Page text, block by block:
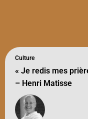
Culture
« Je redis mes
– Henri Matisse